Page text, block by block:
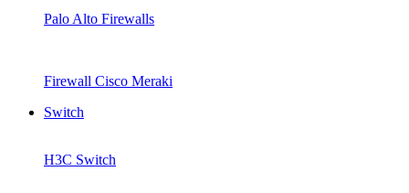
Palo Alto Firewalls
Firewall Cisco Meraki
Switch
H3C Switch